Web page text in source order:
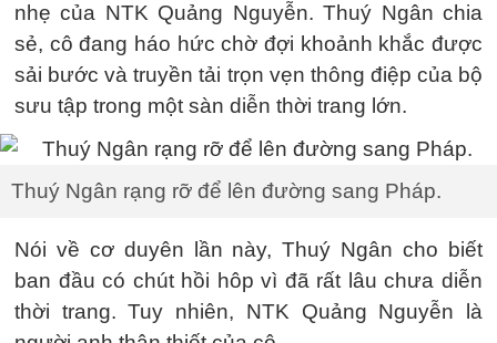
nhẹ của NTK Quảng Nguyễn. Thuý Ngân chia
sẻ, cô đang háo hức chờ đợi khoảnh khắc được
sải bước và truyền tải trọn vẹn thông điệp của bộ
sưu tập trong một sàn diễn thời trang lớn.
Thuý Ngân rạng rỡ để lên đường sang Pháp.
Nói về cơ duyên lần này, Thuý Ngân cho biết
ban đầu có chút hồi hôp vì đã rất lâu chưa diễn
thời trang. Tuy nhiên, NTK Quảng Nguyễn là